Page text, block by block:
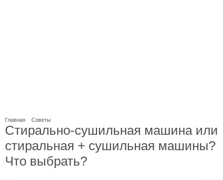
Главная Советы
Стирально-сушильная машина или
стиральная + сушильная машины?
Что выбрать?